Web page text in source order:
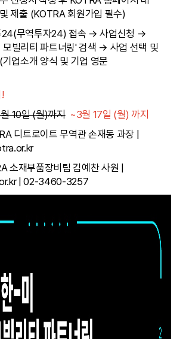
제출 (KOTRA 회원가입 필수)
24(무역투자24) 접속 → 사업신청 →
빌리티 파트너링' 검색 → 사업 선택 및
업소개 양식 및 기업 영문
10일 (월)까지 ~3월 17일 (월) 까지
디트로이트 무역관 손재동 과장 |
품장비팀 김예찬 사원 |
| 02-3460-3257